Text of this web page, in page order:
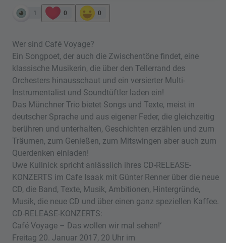
1 0 0
Wer sind Café Voyage?
Ein Songpoet, der auch die Zwischentöne findet, eine
klassische Musikerin, die über den Tellerrand des
Orchesters hinausschaut und ein versierter Multi-
Instrumentalist und Soundtüftler laden ein!
Das Münchner Trio bietet Songs und Texte, meist in
deutscher Sprache und aus eigener Feder, die gleichzeitig
berühren und unterhalten, Geschichten erzählen und zum
Träumen, zum Genießen, zum Mitswingen aber auch zum
Querdenken einladen!
Uwe Kullnick spricht anlässlich ihres CD-RELEASE-
KONZERTS im Cafe Isaak mit Günter Renner über die neue
CD, die Band, Texte, Musik, Ambitionen, Hintergründe,
Musik, die neue CD und über einen ganz speziellen Kaffee.
CD-RELEASE-KONZERTS:
Café Voyage – Das wollen wir mal sehen!‘
Freitag 20. Januar 2017, 20 Uhr im